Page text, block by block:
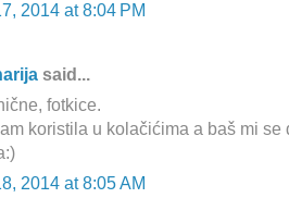
2014 at 8:04 PM
said...
fotkice.
koristila u kolačićima a baš mi se
2014 at 8:05 AM